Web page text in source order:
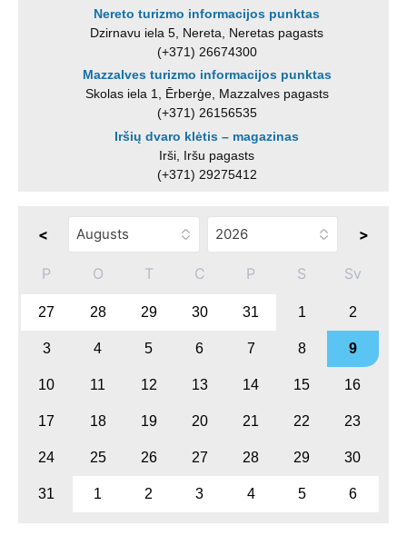
Nereto turizmo informacijos punktas
Dzirnavu iela 5, Nereta, Neretas pagasts
(+371) 26674300
Mazzalves turizmo informacijos punktas
Skolas iela 1, Ērberģe, Mazzalves pagasts
(+371) 26156535
Iršių dvaro klėtis – magazinas
Irši, Iršu pagasts
(+371) 29275412
< >
P O T C P S Sv
27 28 29 30 31 1 2
3 4 5 6 7 8 9
10 11 12 13 14 15 16
17 18 19 20 21 22 23
24 25 26 27 28 29 30
31 1 2 3 4 5 6